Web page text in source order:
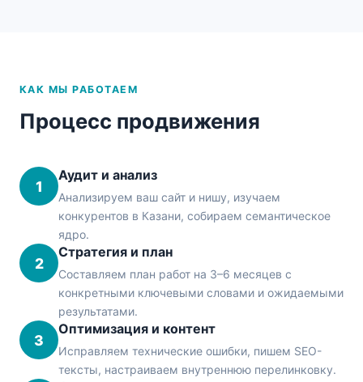
КАК МЫ РАБОТАЕМ
Процесс продвижения
1
Аудит и анализ
Анализируем ваш сайт и нишу, изучаем
конкурентов в Казани, собираем семантическое
ядро.
2
Стратегия и план
Составляем план работ на 3–6 месяцев с
конкретными ключевыми словами и ожидаемыми
результатами.
3
Оптимизация и контент
Исправляем технические ошибки, пишем SEO-
тексты, настраиваем внутреннюю перелинковку.